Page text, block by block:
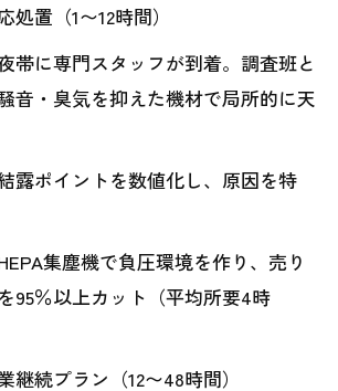
置（1〜12時間）
帯に専門スタッフが到着。調査班と
音・臭気を抑えた機材で局所的に天
露ポイントを数値化し、原因を特
集塵機で負圧環境を作り、売り
95％以上カット（平均所要4時
継続プラン（12〜48時間）